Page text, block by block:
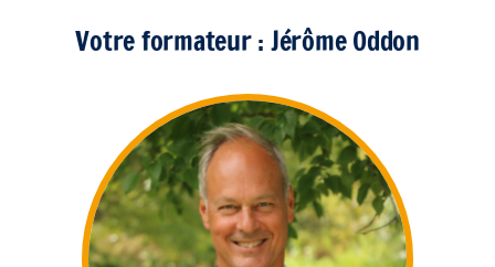
Votre formateur : Jérôme Oddon